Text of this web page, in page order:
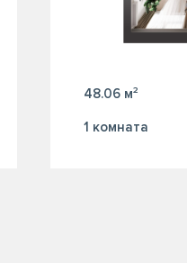
48.06 м²
1 комната